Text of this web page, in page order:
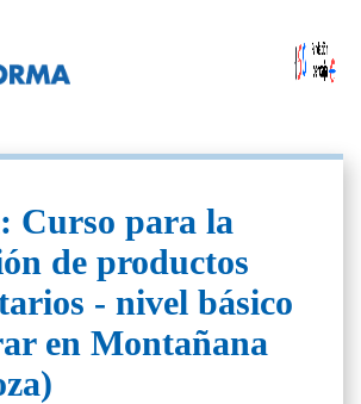
Curso para la
de productos
- nivel básico
en Montañana